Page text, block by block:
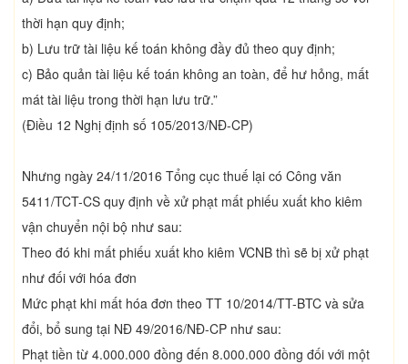
thời hạn quy định;
b) Lưu trữ tài liệu kế toán không đầy đủ theo quy định;
c) Bảo quản tài liệu kế toán không an toàn, để hư hỏng, mất
mát tài liệu trong thời hạn lưu trữ.”
(Điều 12 Nghị định số 105/2013/NĐ-CP)
Nhưng ngày 24/11/2016 Tổng cục thuế lại có Công văn
5411/TCT-CS quy định về xử phạt mất phiếu xuất kho kiêm
vận chuyển nội bộ như sau:
Theo đó khi mất phiếu xuất kho kiêm VCNB thì sẽ bị xử phạt
như đối với hóa đơn
Mức phạt khi mất hóa đơn theo TT 10/2014/TT-BTC và sửa
đổi, bổ sung tại NĐ 49/2016/NĐ-CP như sau:
Phạt tiền từ 4.000.000 đồng đến 8.000.000 đồng đối với một